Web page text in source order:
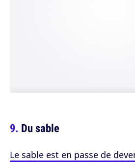
Du sable
Le sable est en passe de